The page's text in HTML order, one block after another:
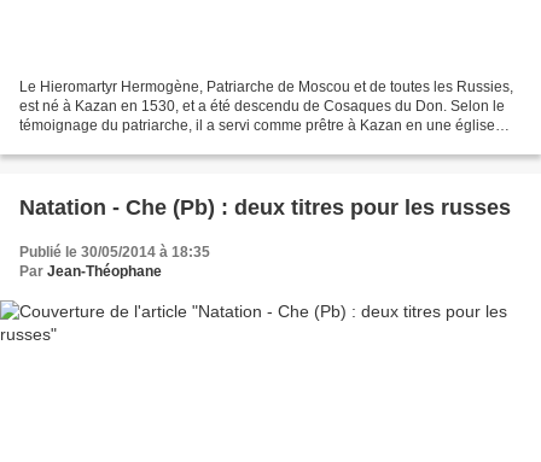
Le Hieromartyr Hermogène, Patriarche de Moscou et de toutes les Russies,
est né à Kazan en 1530, et a été descendu de Cosaques du Don. Selon le
témoignage du patriarche, il a servi comme prêtre à Kazan en une église
Natation - Che (Pb) : deux titres pour les russes
Publié le 30/05/2014 à 18:35
Par Jean-Théophane